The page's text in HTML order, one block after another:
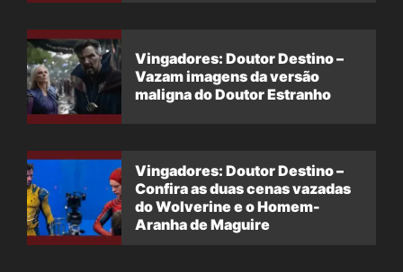
Vingadores: Doutor Destino –
Vazam imagens da versão
maligna do Doutor Estranho
Vingadores: Doutor Destino –
Confira as duas cenas vazadas
do Wolverine e o Homem-
Aranha de Maguire